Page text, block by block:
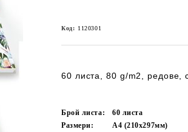
Код: 1120301
60 листа, 80 g/m2, редове,
Брой листа: 60 листа
Размери:
А4 (210х297мм)